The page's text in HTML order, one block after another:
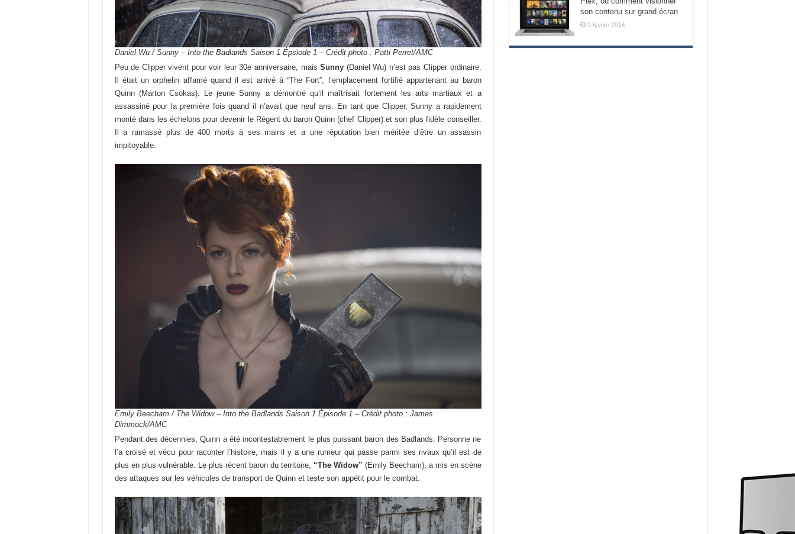
Daniel Wu / Sunny – Into the Badlands Saison 1 Épsiode 1 – Crédit photo : Patti Perret/AMC
Peu de Clipper vivent pour voir leur 30e anniversaire, maisSunny (Daniel Wu) n’est pas Clipper ordinaire.
Il était un orphelin affamé quand il est arrivé à “The Fort”, l’emplacement fortifié appartenant au baron
Quinn (Marton Csokas). Le jeune Sunny a démontré qu’il maîtrisait fortement les arts martiaux et a
assassiné pour la première fois quand il n’avait que neuf ans. En tant que Clipper, Sunny a rapidement
monté dans les échelons pour devenir le Régent du baron Quinn (chef Clipper) et son plus fidèle conseiller.
Il a ramassé plus de 400 morts à ses mains et a une réputation bien méritée d’être un assassin
impitoyable.
Emily Beecham / The Widow – Into the Badlands Saison 1 Épisode 1 – Crédit photo : James
Dimmock/AMC
Pendant des décennies, Quinn a été incontestablement le plus puissant baron des Badlands. Personne ne
l’a croisé et vécu pour raconter l’histoire, mais il y a une rumeur qui passe parmi ses rivaux qu’il est de
plus en plus vulnérable. Le plus récent baron du territoire, “The Widow” (Emily Beecham), a mis en scène
des attaques sur les véhicules de transport de Quinn et teste son appétit pour le combat.
son contenu sur grand écran
5 février 2014